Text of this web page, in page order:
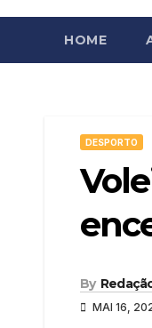
HOME
DESPORTO
By
MAI 16,